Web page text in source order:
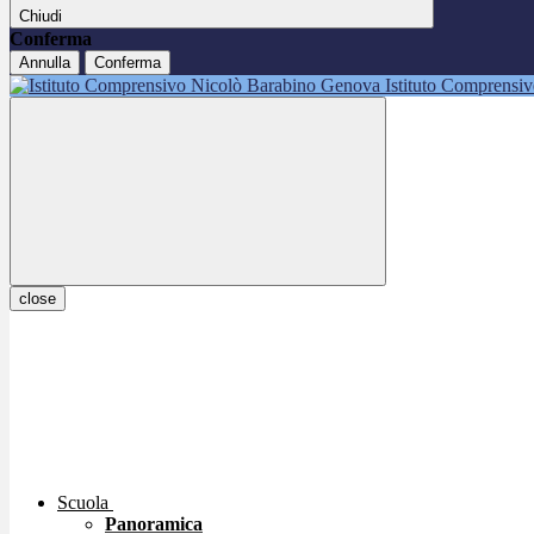
Chiudi
Conferma
Annulla Conferma
Istituto
close
Scuola
Panoramica